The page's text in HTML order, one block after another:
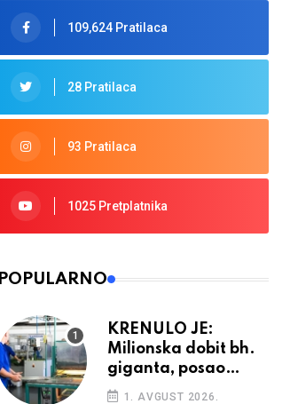
109,624 Pratilaca
28 Pratilaca
93 Pratilaca
1025 Pretplatnika
POPULARNO
KRENULO JE:
Milionska dobit bh.
giganta, posao
ponovno cvjeta
1. AVGUST 2026.